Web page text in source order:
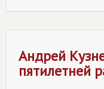
Андрей
пятилетней